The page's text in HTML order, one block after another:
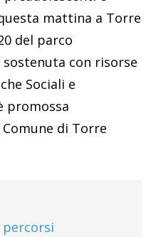
mattina a Torre
del parco
sostenuta con risorse
Sociali e
promossa
di Torre